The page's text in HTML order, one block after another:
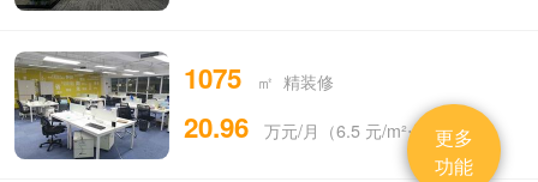
1075 ㎡ 精装修
20.96 万元/月（6.5 元/m²⋅天）更多
功能